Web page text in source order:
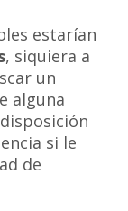
estarían
, siquiera a
un
alguna
si le
de